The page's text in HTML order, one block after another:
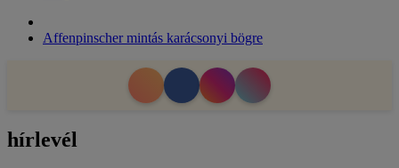
Affenpinscher mintás karácsonyi bögre
hírlevél